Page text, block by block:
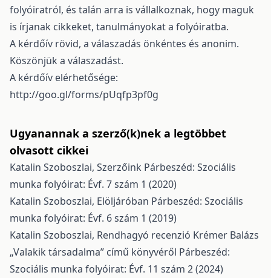
folyóiratról, és talán arra is vállalkoznak, hogy maguk
is írjanak cikkeket, tanulmányokat a folyóiratba.
A kérdőív rövid, a válaszadás önkéntes és anonim.
Köszönjük a válaszadást.
A kérdőív elérhetősége:
http://goo.gl/forms/pUqfp3pf0g
Ugyanannak a szerző(k)nek a legtöbbet
olvasott cikkei
Katalin Szoboszlai, Szerzőink Párbeszéd: Szociális
munka folyóirat: Évf. 7 szám 1 (2020)
Katalin Szoboszlai, Elöljáróban Párbeszéd: Szociális
munka folyóirat: Évf. 6 szám 1 (2019)
Katalin Szoboszlai, Rendhagyó recenzió Krémer Balázs
„Valakik társadalma” című könyvéről Párbeszéd:
Szociális munka folyóirat: Évf. 11 szám 2 (2024)